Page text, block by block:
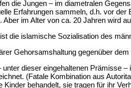
die Jungen – im diametralen
Erfahrungen sammeln, d.h. vor
Aber im Alter von ca. 20 Jahren wird
die islamische Sozialisation des
Gehorsamshaltung gegenüber
unter dieser eingehaltenen Prämisse
(Fatale Kombination aus
Kinder behandelt, sie tragen für ihr